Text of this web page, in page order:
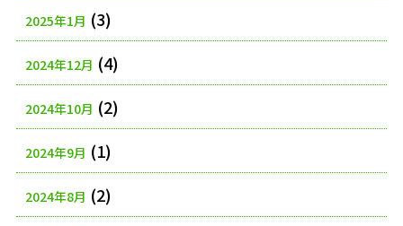
2025年1月 (3)
2024年12月 (4)
2024年10月 (2)
2024年9月 (1)
2024年8月 (2)